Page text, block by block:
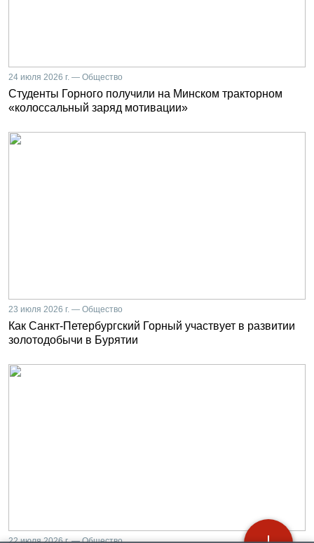
24 июля 2026 г. — Общество
Студенты Горного получили на Минском тракторном
«колоссальный заряд мотивации»
23 июля 2026 г. — Общество
Как Санкт-Петербургский Горный участвует в развитии
золотодобычи в Бурятии
22 июля 2026 г. — Общество